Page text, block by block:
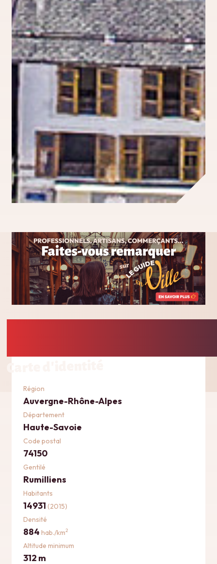
Région
Auvergne-Rhône-Alpes
Département
Haute-Savoie
Code postal
74150
Gentilé
Rumilliens
Habitants
14931 (2015)
Densité
884 hab./km2
Altitude minimum
312 m